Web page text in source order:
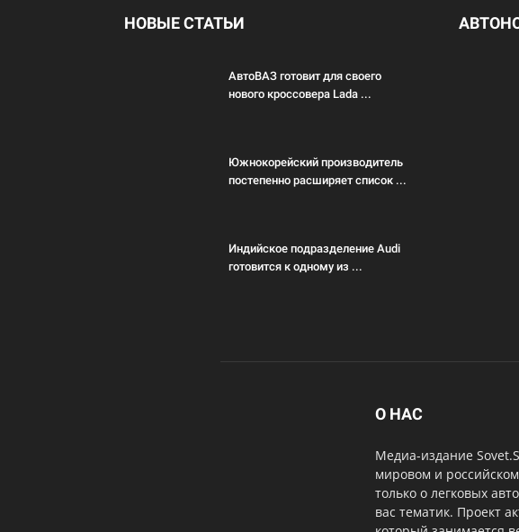
НОВЫЕ СТАТЬИ
АвтоВАЗ готовит для своего
нового кроссовера Lada ...
Южнокорейский производитель
постепенно расширяет список ...
Индийское подразделение Audi
готовится к одному из ...
О НАС
Медиа-издание
мировом и
только о легковых
вас тематик. Проект